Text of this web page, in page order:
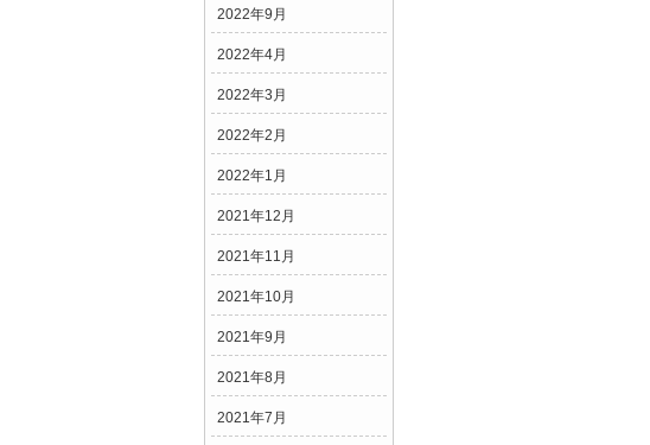
2022年9月
2022年4月
2022年3月
2022年2月
2022年1月
2021年12月
2021年11月
2021年10月
2021年9月
2021年8月
2021年7月